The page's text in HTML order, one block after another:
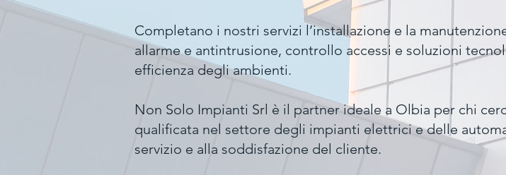
Completano i nostri servizi l’installazione e la
allarme e antintrusione, controllo accessi e soluzioni
efficienza degli ambienti.
Non Solo Impianti Srl è il partner ideale a Olbia per chi
qualificata nel settore degli impianti elettrici e delle
servizio e alla soddisfazione del cliente.